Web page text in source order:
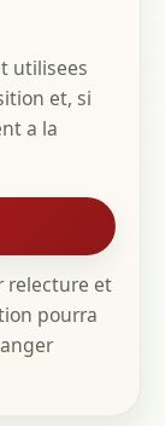
utilisees
et, si
a la
relecture et
pourra